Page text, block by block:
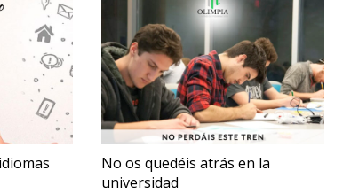
No os quedéis atrás en la
universidad